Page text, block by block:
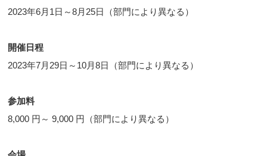
2023年6月1日～8月25日（部門により異なる）
開催日程
2023年7月29日～10月8日（部門により異なる）
参加料
8,000 円～ 9,000 円（部門により異なる）